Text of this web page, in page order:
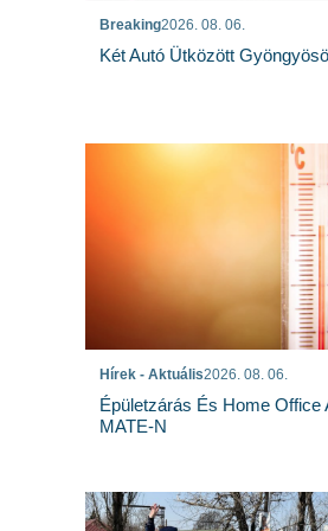
Breaking2026. 08. 06.
Két Autó Ütközött
Hírek - Aktuális2026. 08. 06.
Épületzárás És Home Office
MATE-N